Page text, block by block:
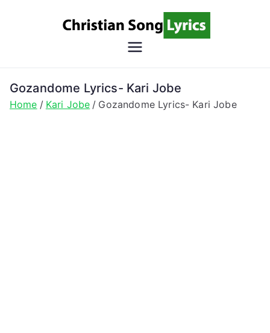
Song
Lyrics
Christian Lyrics Online!
Gozandome Lyrics- Kari Jobe
Home Kari Jobe Gozandome Lyrics- Kari Jobe